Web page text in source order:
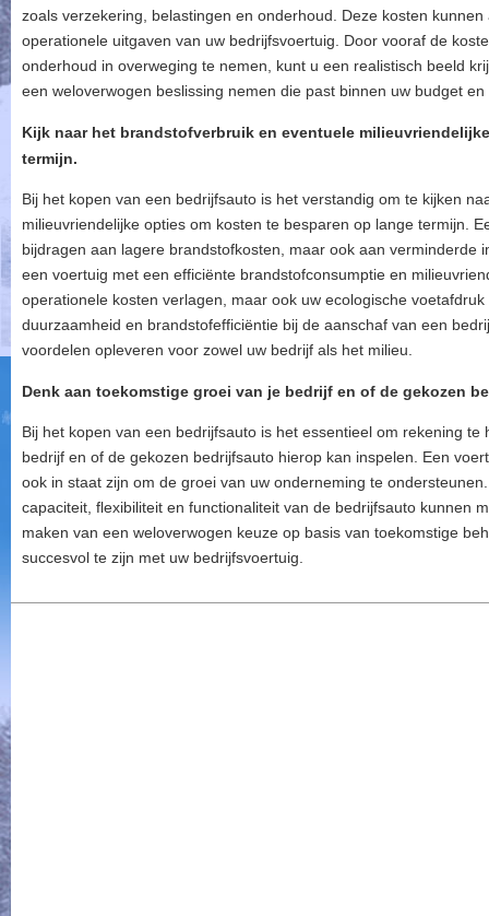
zoals verzekering, belastingen en onderhoud. Deze kosten
operationele uitgaven van uw bedrijfsvoertuig. Door vooraf de
onderhoud in overweging te nemen, kunt u een realistisch beeld
een weloverwogen beslissing nemen die past binnen uw budget
Kijk naar het brandstofverbruik en eventuele
termijn.
Bij het kopen van een bedrijfsauto is het verstandig om te kijken
milieuvriendelijke opties om kosten te besparen op lange termijn.
bijdragen aan lagere brandstofkosten, maar ook aan verminderde
een voertuig met een efficiënte brandstofconsumptie en
operationele kosten verlagen, maar ook uw ecologische
duurzaamheid en brandstofefficiëntie bij de aanschaf van een
voordelen opleveren voor zowel uw bedrijf als het milieu.
Denk aan toekomstige groei van je bedrijf en of de gekozen
Bij het kopen van een bedrijfsauto is het essentieel om rekening
bedrijf en of de gekozen bedrijfsauto hierop kan inspelen. Een
ook in staat zijn om de groei van uw onderneming te
capaciteit, flexibiliteit en functionaliteit van de bedrijfsauto kunnen
maken van een weloverwogen keuze op basis van toekomstige
succesvol te zijn met uw bedrijfsvoertuig.